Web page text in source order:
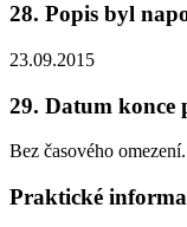
28. Popis byl
23.09.2015
29. Datum konce
Bez časového omezení.
Praktické